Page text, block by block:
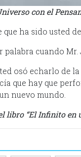
con el
ha sido usted
cuando
osó echarlo de
que hay que
nuevo mundo.
libro “El Infinito en